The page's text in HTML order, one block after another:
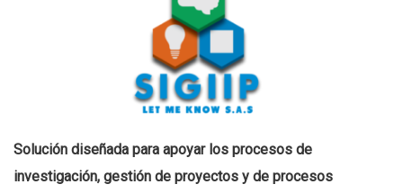
Solución diseñada para apoyar los procesos de
investigación, gestión de proyectos y de procesos